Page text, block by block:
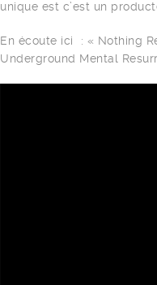
unique est c’est un
En écoute ici : « Nothing
Underground Mental